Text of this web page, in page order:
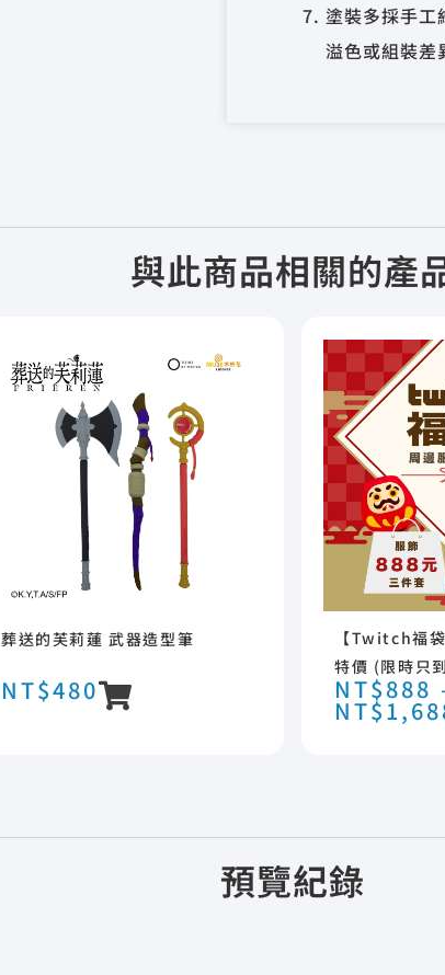
塗裝多採手工
溢色或組裝差
與此商品相關的產
葬送的芙莉蓮 武器造型筆
NT$480
【Twitch福
特價 (限時只
NT$888
NT$
預覽紀錄